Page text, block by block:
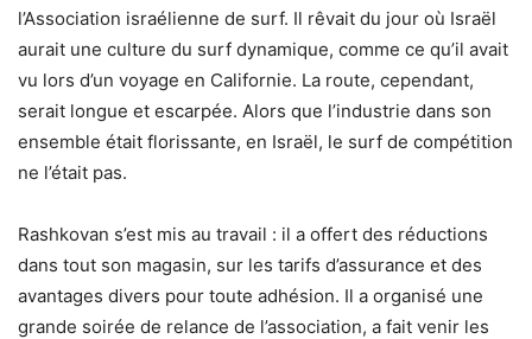
l’Association israélienne de surf. Il rêvait du jour où Israël
aurait une culture du surf dynamique, comme ce qu’il avait
vu lors d’un voyage en Californie. La route, cependant,
serait longue et escarpée. Alors que l’industrie dans son
ensemble était florissante, en Israël, le surf de compétition
ne l’était pas.
Rashkovan s’est mis au travail : il a offert des réductions
dans tout son magasin, sur les tarifs d’assurance et des
avantages divers pour toute adhésion. Il a organisé une
grande soirée de relance de l’association, a fait venir les